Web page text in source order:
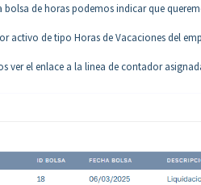
de horas podemos indicar que
activo de tipo Horas de Vacaciones del
ver el enlace a la linea de contador